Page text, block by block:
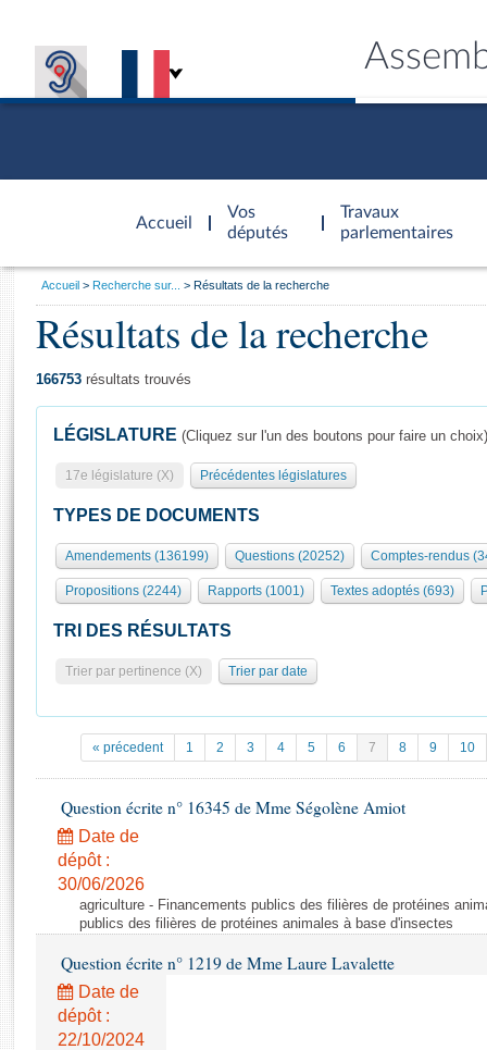
Accueil
d'accueil
Vos
députés
Travaux
parlementaires
Présidence
577 députés
Groupes politiques
Séance publique
Commissions et autres organes
Europe et International
Pétitions
Projets de loi
Propositions de loi
Amendements
Textes adoptés
Rapports législatifs
Rapports sur l'application des lois
Général
Rôle et pouvoirs de l'Assemblée
Organisation de l'Assemblée
Présidence Conférence des Présidents Bureau Collège des
Statistiques et chiffres clés
Documents de référence
( Constitution | Règlement de l'Assemblée ... )
Histoire
Juniors
Anciennes législatures
Visiter l'Assemblée
Visite virtuelle du palais Bourbon
Assister à une séance
La Bibliothèque
Contacts et plan d'accès
Photos libres de droit
Vous
Accueil Recherche sur... Résultats de la recherche
Résultats de la recherche
166753 résultats trouvés
LÉGISLATURE (Cliquez sur l'un des boutons pour faire un choix)
17e législature (X) Précédentes législatures
TYPES DE DOCUMENTS
Amendements (136199) Questions (20252) Comptes-rendus
Propositions (2244) Rapports (1001) Textes adoptés (693)
TRI DES RÉSULTATS
Trier par pertinence (X) Trier par date
« précedent 1 2 3 4 5 6 7 8 9 10
Question écrite n° 16345 de Mme Ségolène Amiot
Date de
dépôt :
30/06/2026
agriculture - Financements publics des filières de protéines
publics des filières de protéines animales à base d'insectes
Question écrite n° 1219 de Mme Laure Lavalette
Date de
dépôt :
22/10/2024